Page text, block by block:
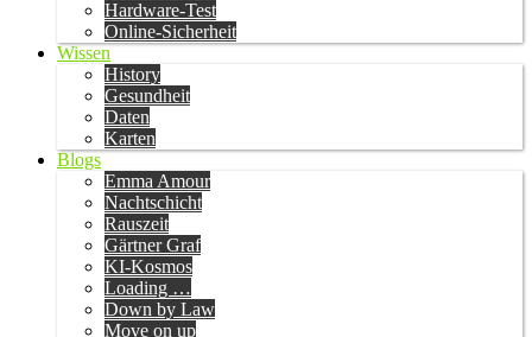
Hardware-Test
Online-Sicherheit
Wissen
History
Gesundheit
Daten
Karten
Blogs
Emma Amour
Nachtschicht
Rauszeit
Gärtner Graf
KI-Kosmos
Loading …
Down by Law
Move on up